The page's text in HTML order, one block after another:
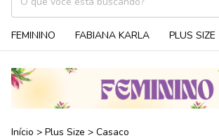
FEMININO FABIANA KARLA PLUS SIZE
Início > Plus Size > Casaco